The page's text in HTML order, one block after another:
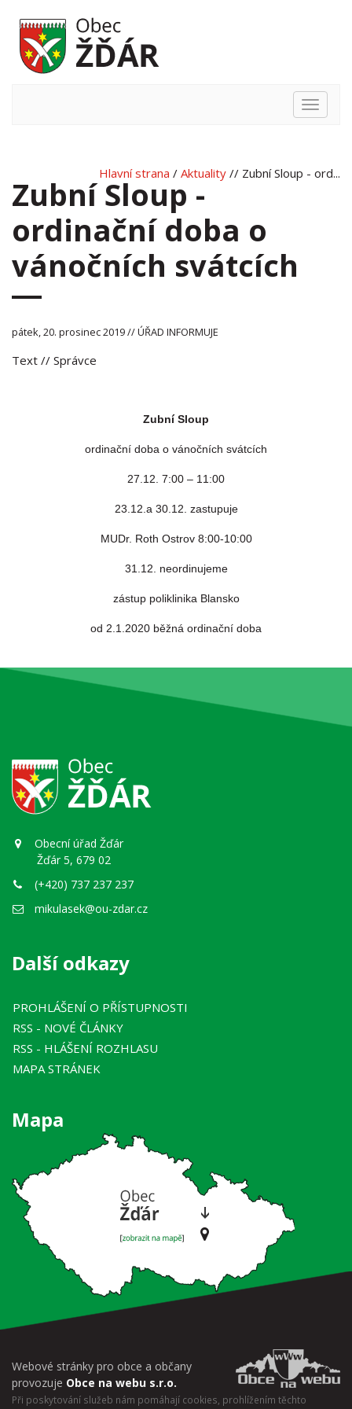
Hlavní
Hlavní strana / Aktuality // Zubní Sloup - ord...
Zubní Sloup -
ordinační doba o
vánočních svátcích
pátek, 20. prosinec 2019 // ÚŘAD INFORMUJE
Text // Správce
Zubní Sloup
ordinační doba o vánočních svátcích
27.12. 7:00 – 11:00
23.12.a 30.12. zastupuje
MUDr. Roth Ostrov 8:00-10:00
31.12. neordinujeme
zástup poliklinika Blansko
od 2.1.2020 běžná ordinační doba
Obecní úřad Žďár
Žďár 5, 679 02
(+420) 737 237 237
mikulasek@ou-zdar.cz
Další odkazy
PROHLÁŠENÍ O PŘÍSTUPNOSTI
RSS - NOVÉ ČLÁNKY
RSS - HLÁŠENÍ ROZHLASU
MAPA STRÁNEK
Mapa
Webové stránky pro obce a občany
provozuje Obce na webu s.r.o.
Při poskytování služeb nám pomáhají cookies, prohlížením těchto